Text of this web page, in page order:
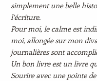
simplement une belle
l’écriture.
Pour moi, le calme est
moi, allongée sur mon
journalières sont
Un bon livre est un livre
Sourire avec une pointe